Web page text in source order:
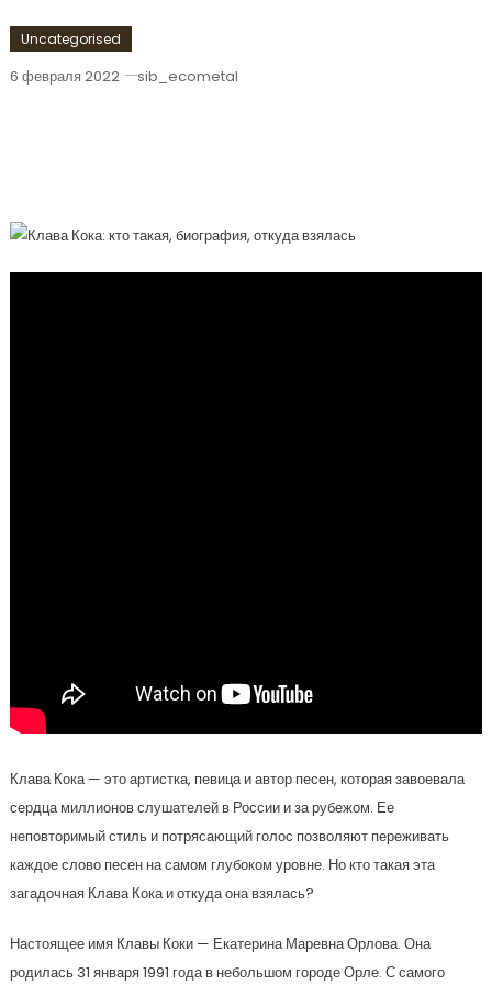
Uncategorised
6 февраля 2022 sib_ecometal
Клава Кока — это артистка, певица и автор песен, которая завоевала
сердца миллионов слушателей в России и за рубежом. Ее
неповторимый стиль и потрясающий голос позволяют переживать
каждое слово песен на самом глубоком уровне. Но кто такая эта
загадочная Клава Кока и откуда она взялась?
Настоящее имя Клавы Коки — Екатерина Маревна Орлова. Она
родилась 31 января 1991 года в небольшом городе Орле. С самого